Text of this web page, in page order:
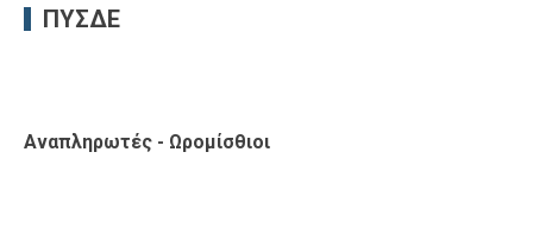
ΠΥΣΔΕ
Αναπληρωτές - Ωρομίσθιοι